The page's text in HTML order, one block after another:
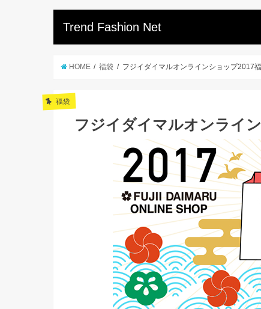
Trend Fashion Net
HOME 福袋 フジイダイマルオンラインショップ2017
福袋
フジイダイマルオンライ